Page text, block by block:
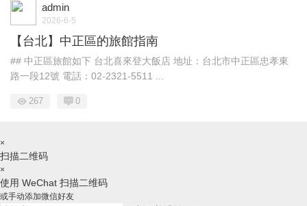
admin
2026-6-5
【台北】中正區的旅館指南
## 中正區旅館如下 台北喜來登大飯店 地址：台北市中正區忠孝東
路一段12號 電話：02-2321-5511 ...
267 0
×
扫描二维码
×
使用 WeChat 扫描二维码
或手动添加微信好友